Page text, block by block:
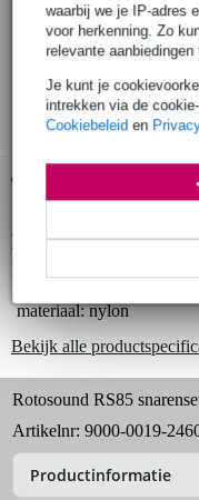
waarbij we je IP-adres
voor herkenning. Zo
relevante aanbiedingen
Je kunt je
intrekken via de
Cookiebeleid en
Bestel voor 23:00 =
30 dagen 'niet goed
3 jaar Bax Music
Gratis ophalen in
Productinformatie
snarenset voor ukelele
materiaal: nylon
Bekijk alle
Rotosound RS85
Artikelnr: 9000-0019-
Productinformatie